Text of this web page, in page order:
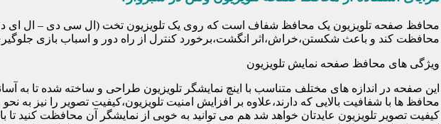
محافظت کند و باعث شکستن،خراش،اثر انگشت،برخورد کنترل از راه دور و اسباب بازی
ویژگی های محافظ صفحه نمایش تلویزیون
این صفحه در اندازه های مختلف متناسب با اینچ نمایشگر تلویزیون طراحی و ساخته شده تا به
کیفیت تصویر تلویزیون عایدتان خواهد شد هم می توانید به خوبی از نمایشگر آن محافظت کنید تا